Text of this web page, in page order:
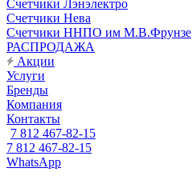
Счетчики Лэнэлектро
Счетчики Нева
Счетчики ННПО им М.В.Фрунзе
РАСПРОДАЖА
Акции
Услуги
Бренды
Компания
Контакты
7 812 467-82-15
7 812 467-82-15
WhatsApp